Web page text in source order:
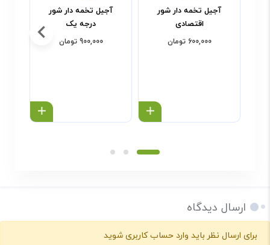
آجیل تخمه دار شور
اقتصادی
600,000 تومان
آجیل تخمه دار شور
درجه یک
900,000 تومان
ارسال دیدگاه
برای ارسال نظر باید وارد حساب کاربری شوید